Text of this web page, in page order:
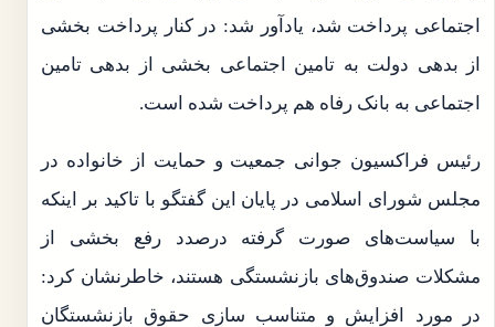
اجتماعی پرداخت شد، یادآور شد: در کنار پرداخت بخشی
از بدهی دولت به تامین اجتماعی بخشی از بدهی تامین
اجتماعی به بانک رفاه هم پرداخت شده است.
رئیس فراکسیون جوانی جمعیت و حمایت از خانواده در
مجلس شورای اسلامی در پایان این گفتگو با تاکید بر اینکه
با سیاست‌های صورت گرفته درصدد رفع بخشی از
مشکلات صندوق‌های بازنشستگی هستند، خاطرنشان کرد:
در مورد افزایش و متناسب سازی حقوق بازنشستگان